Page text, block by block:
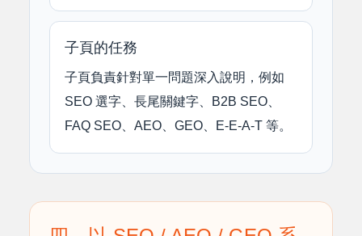
子頁的任務
子頁負責針對單一問題深入說明，例如
SEO 選字、長尾關鍵字、B2B SEO、
FAQ SEO、AEO、GEO、E-E-A-T 等。